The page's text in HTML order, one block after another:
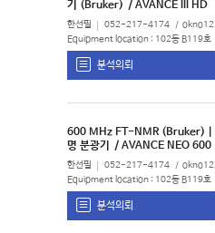
기 (Bruker) / AVANCE III HD
한선필 052-217-4174
Equipment location : 102동 B119호
분석의뢰
600 MHz FT-NMR (Bruker) |
명 분광기
/ AVANCE NEO 600
한선필 052-217-4174
Equipment location : 102동 B119호
분석의뢰